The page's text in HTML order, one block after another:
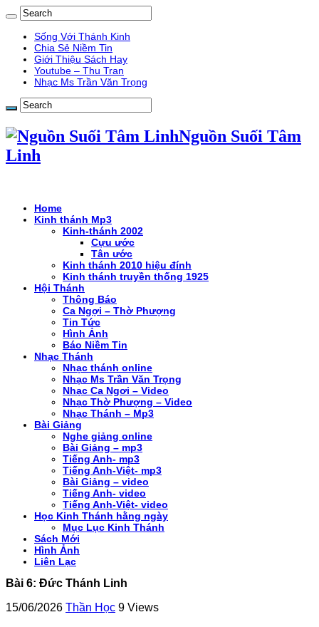
Sống Với Thánh Kinh
Chia Sẻ Niềm Tin
Giới Thiệu Sách Hay
Youtube – Thu Tran
Nhạc Ms Trần Văn Trọng
Nguồn Suối Tâm
Linh
Home
Kinh thánh Mp3
Kinh-thánh 2002
Cựu ước
Tân ước
Kinh thánh 2010 hiệu đính
Kinh thánh truyền thống 1925
Hội Thánh
Thông Báo
Ca Ngợi – Thờ Phượng
Tin Tức
Hình Ảnh
Báo Niềm Tin
Nhạc Thánh
Nhạc thánh online
Nhạc Ms Trần Văn Trọng
Nhạc Ca Ngơi – Video
Nhạc Thờ Phượng – Video
Nhạc Thánh – Mp3
Bài Giảng
Nghe giảng online
Bài Giảng – mp3
Tiếng Anh- mp3
Tiếng Anh-Việt- mp3
Bài Giảng – video
Tiếng Anh- video
Tiếng Anh-Việt- video
Học Kinh Thánh hằng ngày
Mục Lục Kinh Thánh
Sách Mới
Hình Ảnh
Liên Lạc
Bài 6: Đức Thánh Linh
15/06/2026 Thần Học 9 Views